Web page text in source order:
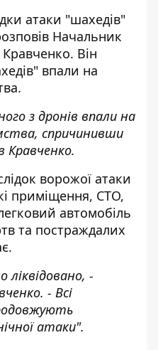
атаки "шахедів"
Начальник
Він
впали на
з дронів впали на
спричинивши
Кравченко.
ворожої атаки
приміщення, СТО,
автомобіль
та постраждалих
-
- Всі
атаки".